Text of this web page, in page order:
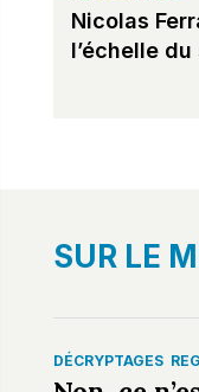
Nicolas
l’échelle
SUR LE
DÉCRYPTAGES